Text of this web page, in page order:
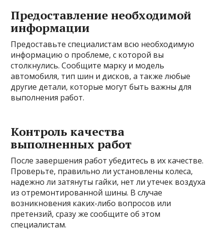
Предоставление необходимой
информации
Предоставьте специалистам всю необходимую
информацию о проблеме, с которой вы
столкнулись. Сообщите марку и модель
автомобиля, тип шин и дисков, а также любые
другие детали, которые могут быть важны для
выполнения работ.
Контроль качества
выполненных работ
После завершения работ убедитесь в их качестве.
Проверьте, правильно ли установлены колеса,
надежно ли затянуты гайки, нет ли утечек воздуха
из отремонтированной шины. В случае
возникновения каких-либо вопросов или
претензий, сразу же сообщите об этом
специалистам.